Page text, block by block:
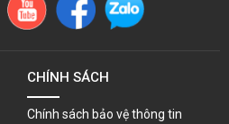
CHÍNH SÁCH
Chính sách bảo vệ thông tin